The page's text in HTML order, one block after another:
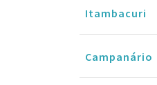
Itambacuri
Campanário